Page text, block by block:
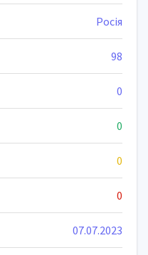
Росія
98
0
0
0
0
07.07.2023